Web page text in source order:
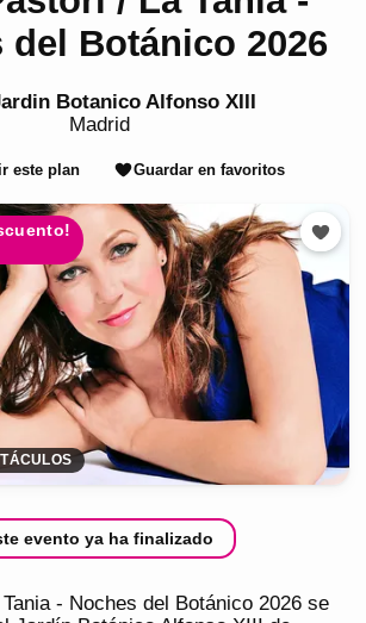
del Botánico 2026
Botanico Alfonso XIII
Madrid
este plan Guardar en favoritos
evento ya ha finalizado
- Noches del Botánico 2026 se